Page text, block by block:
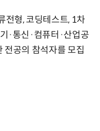
전형, 코딩테스트, 1차
·통신·컴퓨터·산업공
전공의 참석자를 모집